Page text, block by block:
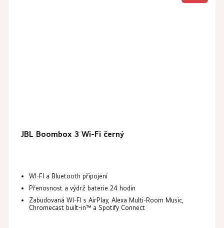
JBL Boombox 3 Wi-Fi černý
WI-FI a Bluetooth připojení
Přenosnost a výdrž baterie 24 hodin
Zabudovaná WI-FI s AirPlay, Alexa Multi-Room Music,
Chromecast built-in™ a Spotify Connect